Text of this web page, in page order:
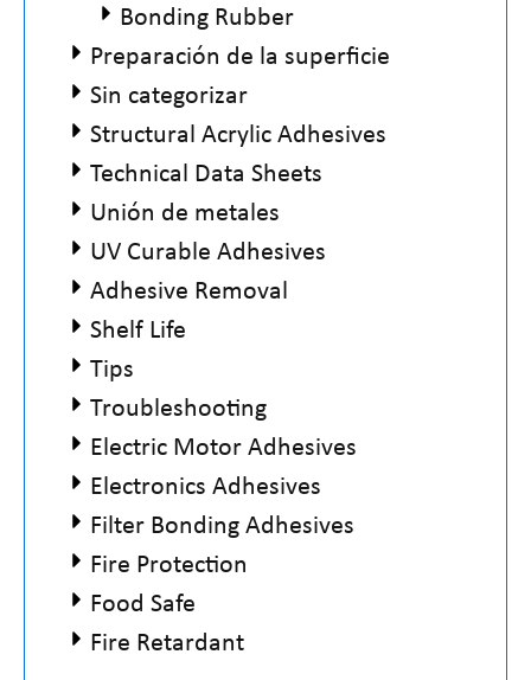
Bonding Rubber
Preparación de la superficie
Sin categorizar
Structural Acrylic Adhesives
Technical Data Sheets
Unión de metales
UV Curable Adhesives
Adhesive Removal
Shelf Life
Tips
Troubleshooting
Electric Motor Adhesives
Electronics Adhesives
Filter Bonding Adhesives
Fire Protection
Food Safe
Fire Retardant